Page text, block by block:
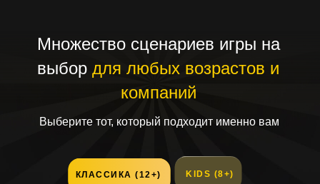
Множество сценариев игры на
выбор для любых возрастов и
компаний
Выберите тот, который подходит именно вам
КЛАССИКА (12+) KIDS (8+)